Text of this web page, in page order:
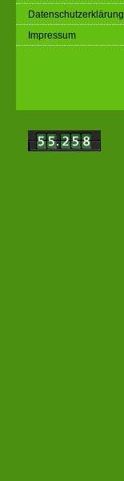
Datenschutzerklärung
Impressum